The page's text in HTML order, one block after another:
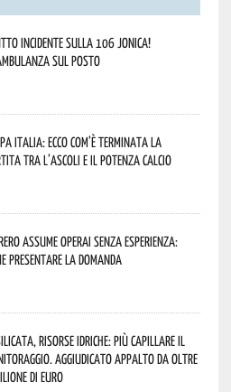
incidente sulla 106 Jonica!
sul posto
Italia: ecco com’è terminata la
tra l’Ascoli e il Potenza Calcio
assume operai senza esperienza:
presentare la domanda
Risorse idriche: più capillare il
Aggiudicato appalto da oltre
di euro